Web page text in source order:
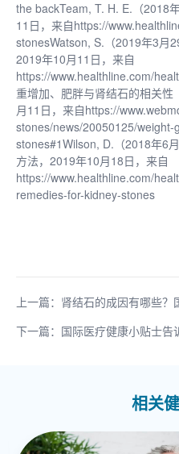
the backTeam, T. H. E.（2018
11日，来自https://
stonesWatson, S.（2019年3月
2019年10月11日，来自
https://www.healthline.com/
重增加、肥胖与肾结石的相关
月11日，来自https://
stones/news/20050125/
stones#1Wilson, D.（2018年6
方法，2019年10月18日，来自
https://www.healthline.com/
remedies-for-kidney-stones
上一篇：肾结石的成因有哪些
下一篇：国际医疗健康小贴士告
相关